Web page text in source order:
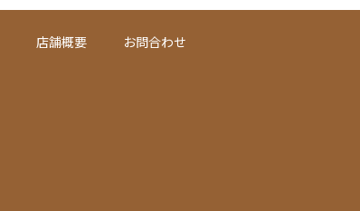
店舗概要 お問合わせ